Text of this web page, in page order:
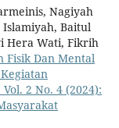
Nagiyah
Baitul
Hera Wati, Fikrih
Fisik Dan Mental
2 No. 4 (2024):